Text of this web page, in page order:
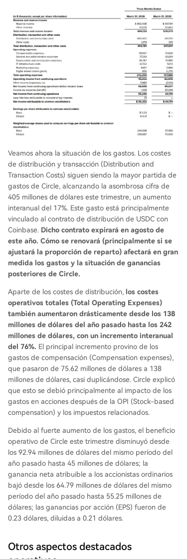
Veamos ahora la situación de los gastos. Los costes
de distribución y transacción (Distribution and
Transaction Costs) siguen siendo la mayor partida de
gastos de Circle, alcanzando la asombrosa cifra de
405 millones de dólares este trimestre, un aumento
interanual del 17%. Este gasto está principalmente
vinculado al contrato de distribución de USDC con
Coinbase. Dicho contrato expirará en agosto de
este año. Cómo se renovará (principalmente si se
ajustará la proporción de reparto) afectará en gran
medida los gastos y la situación de ganancias
posteriores de Circle.
Aparte de los costes de distribución, los costes
operativos totales (Total Operating Expenses)
también aumentaron drásticamente desde los 138
millones de dólares del año pasado hasta los 242
millones de dólares, con un incremento interanual
del 76%. El principal incremento provino de los
gastos de compensación (Compensation expenses),
que pasaron de 75.62 millones de dólares a 138
millones de dólares, casi duplicándose. Circle explicó
que esto se debió principalmente al impacto de los
gastos en acciones después de la OPI (Stock-based
compensation) y los impuestos relacionados.
Debido al fuerte aumento de los gastos, el beneficio
operativo de Circle este trimestre disminuyó desde
los 92.94 millones de dólares del mismo período del
año pasado hasta 45 millones de dólares; la
ganancia neta atribuible a los accionistas ordinarios
bajó desde los 64.79 millones de dólares del mismo
período del año pasado hasta 55.25 millones de
dólares; las ganancias por acción (EPS) fueron de
0.23 dólares, diluidas a 0.21 dólares.
Otros aspectos destacados